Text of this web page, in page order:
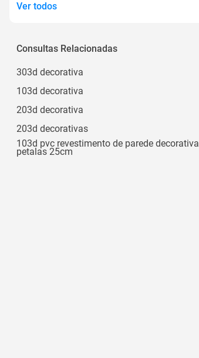
Ver todos
Consultas Relacionadas
303d decorativa
103d decorativa
203d decorativa
203d decorativas
103d pvc revestimento de parede decorativa
petalas 25cm